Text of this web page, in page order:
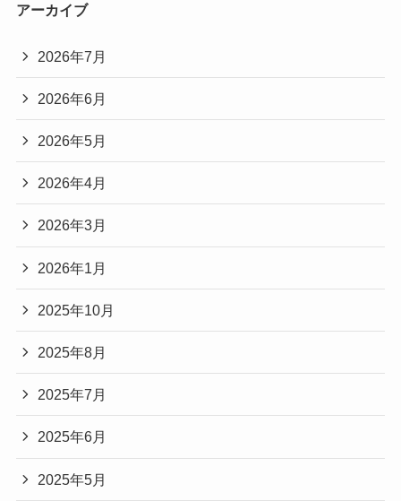
アーカイブ
2026年7月
2026年6月
2026年5月
2026年4月
2026年3月
2026年1月
2025年10月
2025年8月
2025年7月
2025年6月
2025年5月